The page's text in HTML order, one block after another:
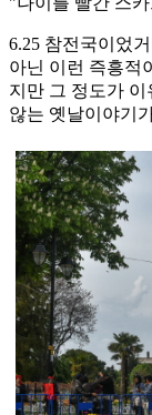
6.25 참전국이었
아닌 이런 즉흥적
지만 그 정도가 이
않는 옛날이야기